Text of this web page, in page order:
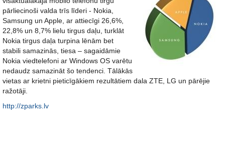
pārliecinoši valda trīs līderi - Nokia,
Samsung un Apple, ar attiecīgi 26,6%,
22,8% un 8,7% lielu tirgus daļu, turklāt
Nokia tirgus daļa turpina lēnām bet
stabili samazinās, tiesa – sagaidāmie
Nokia viedtelefoni ar Windows OS varētu
nedaudz samazināt šo tendenci. Tālākās
vietas ar krietni pieticīgākiem rezultātiem dala ZTE, LG un pārējie
ražotāji.
http://zparks.lv